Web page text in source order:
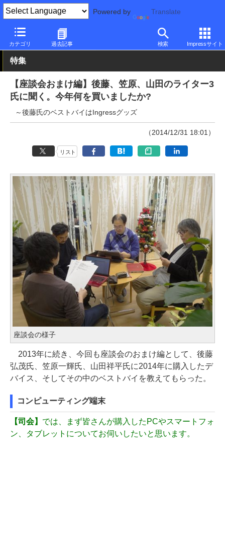
Powered by Translate
カテゴリ 過去記事 検索 Impressサイト
PC Watch 市場 その他
特集
【座談会おまけ編】後藤、笠原、山田のライター3
氏に聞く。今年何を買いましたか?
～後藤氏のベストバイはIngressグッズ
（2014/12/31 18:01）
リスト
座談会の様子
2013年に続き、今回も座談会のおまけ編として、後藤
弘茂氏、笠原一輝氏、山田祥平氏に2014年に購入したデ
バイス、そしてその中のベストバイを教えてもらった。
コンピューティング端末
【司会】 では、まず皆さんが購入したPCやスマートフォ
ン、タブレットについてお伺いしたいと思います。